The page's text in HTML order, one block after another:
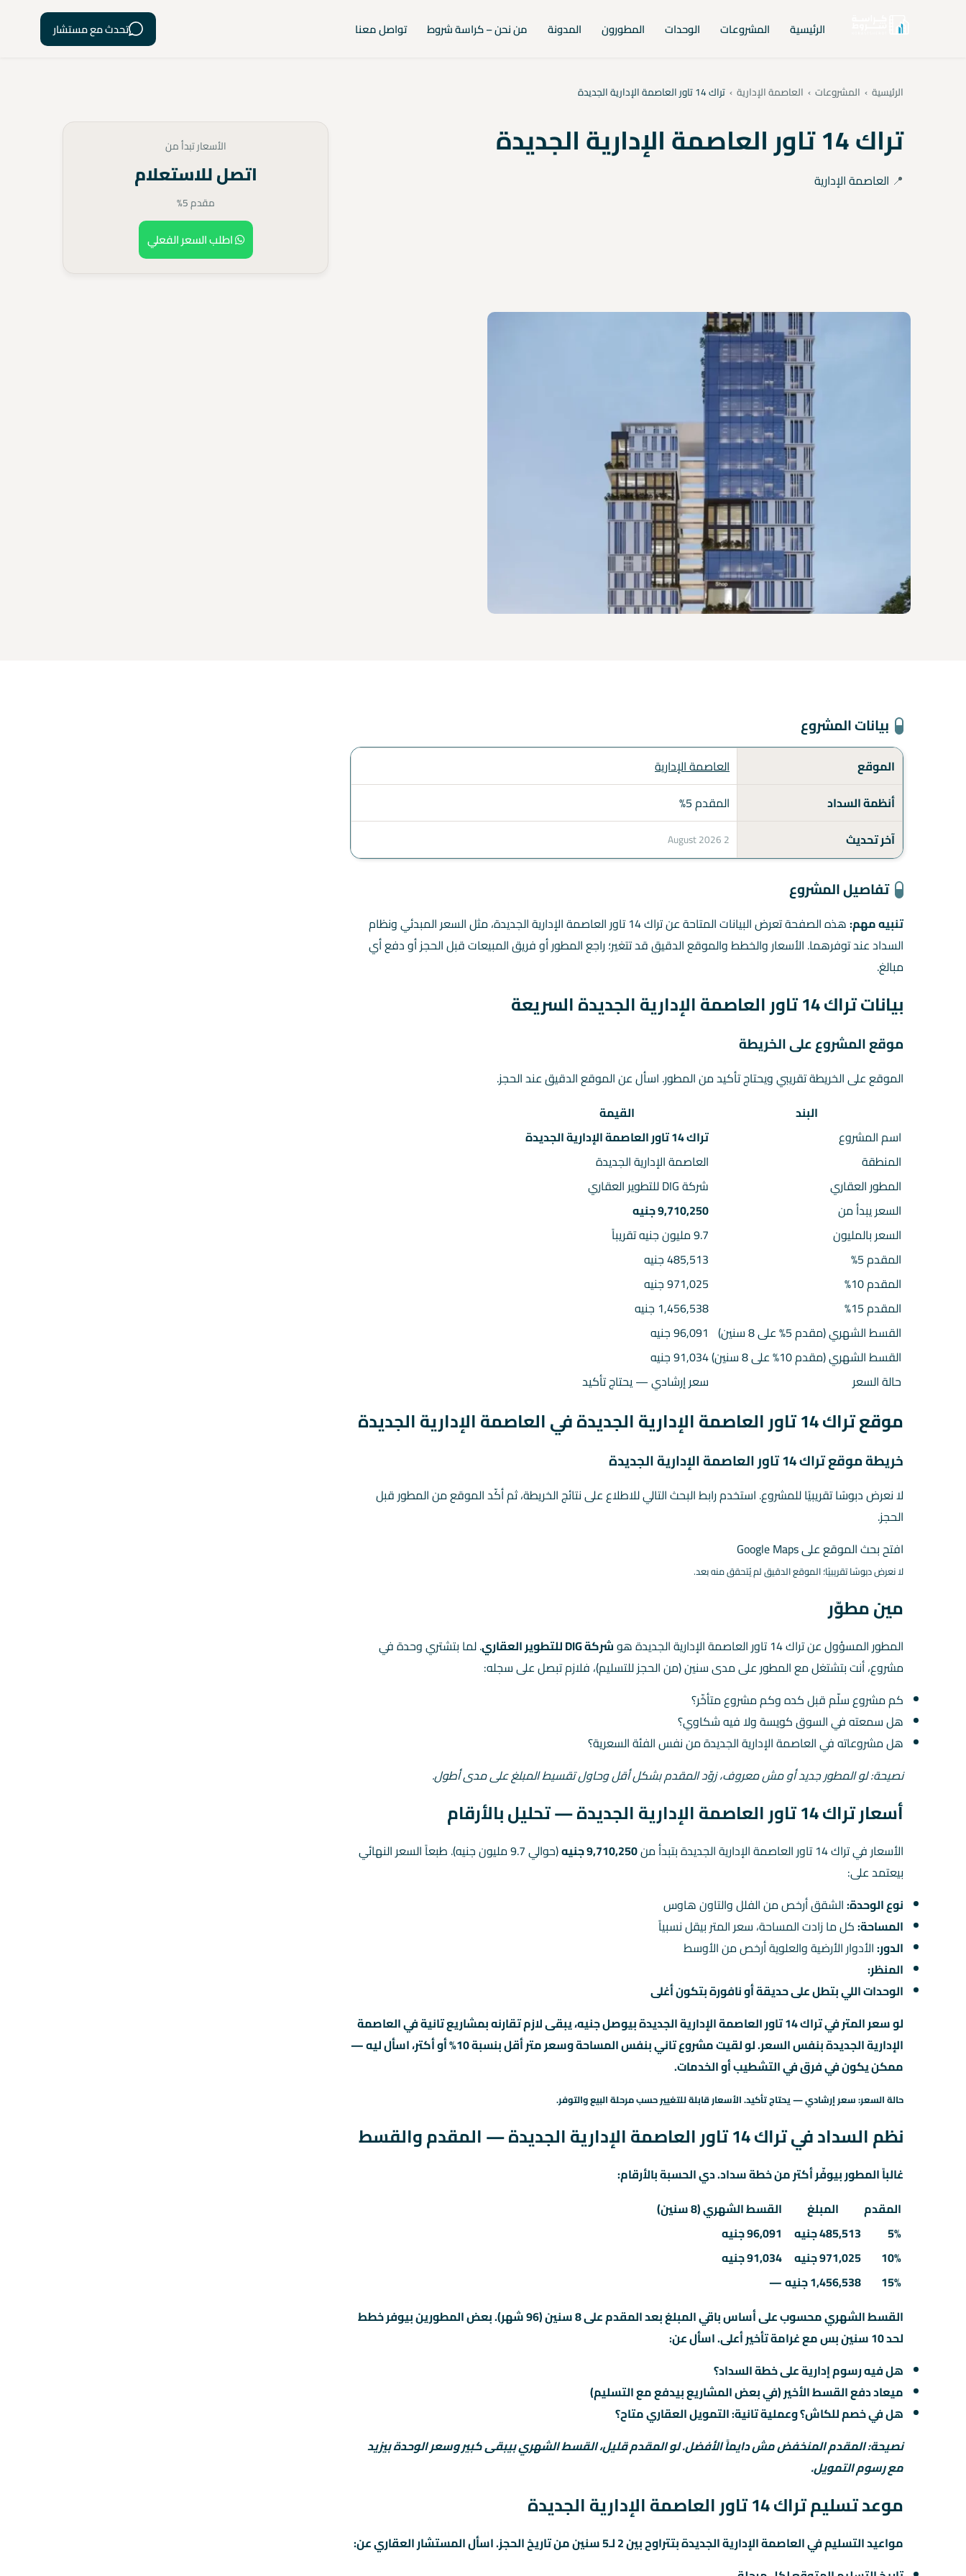
الرئيسية المشروعات الوحدات المطورون المدونة من نحن – كراسة شروط تواصل معنا تحدث مع مستشار
الرئيسية › المشروعات › العاصمة الإدارية › تراك 14 تاور العاصمة الإدارية الجديدة
تراك 14 تاور العاصمة الإدارية الجديدة
📍 العاصمة الإدارية
الأسعار تبدأ من
اتصل للاستعلام
مقدم 5%
اطلب السعر الفعلي
بيانات المشروع
الموقع
العاصمة الإدارية
أنظمة السداد
المقدم 5%
آخر تحديث
2 August 2026
تفاصيل المشروع
تنبيه مهم:
هذه الصفحة تعرض البيانات المتاحة عن تراك 14 تاور العاصمة الإدارية الجديدة، مثل السعر المبدئي ونظام
السداد عند توفرهما. الأسعار والخطط والموقع الدقيق قد تتغير؛ راجع المطور أو فريق المبيعات قبل الحجز أو دفع أي
مبالغ.
بيانات تراك 14 تاور العاصمة الإدارية الجديدة السريعة
موقع المشروع على الخريطة
الموقع على الخريطة تقريبي ويحتاج تأكيد من المطور. اسأل عن الموقع الدقيق عند الحجز.
البند
القيمة
اسم المشروع
تراك 14 تاور العاصمة الإدارية الجديدة
المنطقة
العاصمة الإدارية الجديدة
المطور العقاري
شركة DIG للتطوير العقاري
السعر يبدأ من
9,710,250 جنيه
السعر بالمليون
9.7 مليون جنيه تقريباً
المقدم 5%
485,513 جنيه
المقدم 10%
971,025 جنيه
المقدم 15%
1,456,538 جنيه
القسط الشهري (مقدم 5% على 8 سنين)
96,091 جنيه
القسط الشهري (مقدم 10% على 8 سنين)
91,034 جنيه
حالة السعر
سعر إرشادي — يحتاج تأكيد
موقع تراك 14 تاور العاصمة الإدارية الجديدة في العاصمة الإدارية الجديدة
خريطة موقع تراك 14 تاور العاصمة الإدارية الجديدة
لا نعرض دبوسًا تقريبيًا للمشروع. استخدم رابط البحث التالي للاطلاع على نتائج الخريطة، ثم أكّد الموقع من المطور قبل
الحجز.
افتح بحث الموقع على Google Maps
لا نعرض دبوسًا تقريبيًا؛ الموقع الدقيق لم يُتحقق منه بعد.
مين مطوّر
المطور المسؤول عن تراك 14 تاور العاصمة الإدارية الجديدة هو شركة DIG للتطوير العقاري
. لما بتشتري وحدة في
مشروع، أنت بتشتغل مع المطور على مدى سنين (من الحجز للتسليم)، فلازم تبصل على سجله:
كم مشروع سلّم قبل كده وكم مشروع متأخّر؟
هل سمعته في السوق كويسة ولا فيه شكاوي؟
هل مشروعاته في العاصمة الإدارية الجديدة من نفس الفئة السعرية؟
نصيحة: لو المطور جديد أو مش معروف، زوّد المقدم بشكل أقل وحاول تقسيط المبلغ على مدى أطول.
أسعار تراك 14 تاور العاصمة الإدارية الجديدة — تحليل بالأرقام
الأسعار في تراك 14 تاور العاصمة الإدارية الجديدة بتبدأ من 9,710,250 جنيه
(حوالي 9.7 مليون جنيه). طبعاً السعر النهائي
بيعتمد على:
نوع الوحدة:الشقق أرخص من الفلل والتاون هاوس
المساحة:كل ما زادت المساحة، سعر المتر بيقل نسبياً
الدور:الأدوار الأرضية والعلوية أرخص من الأوسط
المنظر:
الوحدات اللي بتطل على حديقة أو نافورة بتكون أغلى
لو سعر المتر في تراك 14 تاور العاصمة الإدارية الجديدة بيوصل جنيه، يبقى لازم تقارنه بمشاريع تانية في العاصمة
الإدارية الجديدة بنفس السعر. لو لقيت مشروع تاني بنفس المساحة وسعر متر أقل بنسبة 10% أو أكتر، اسأل ليه —
ممكن يكون في فرق في التشطيب أو الخدمات.
حالة السعر: سعر إرشادي — يحتاج تأكيد. الأسعار قابلة للتغيير حسب مرحلة البيع والتوفر.
نظم السداد في تراك 14 تاور العاصمة الإدارية الجديدة — المقدم والقسط
غالباً المطور بيوفّر أكتر من خطة سداد. دي الحسبة بالأرقام:
المقدم
المبلغ
القسط الشهري (8 سنين)
5%
485,513 جنيه
96,091 جنيه
10%
971,025 جنيه
91,034 جنيه
15%
1,456,538 جنيه
—
القسط الشهري محسوب على أساس باقي المبلغ بعد المقدم على 8 سنين (96 شهر). بعض المطورين بيوفر خطط
لحد 10 سنين بس مع غرامة تأخير أعلى. اسأل عن:
هل فيه رسوم إدارية على خطة السداد؟
ميعاد دفع القسط الأخير (في بعض المشاريع بيدفع مع التسليم)
هل في خصم للكاش؟ وعملية تانية: التمويل العقاري متاح؟
نصيحة: المقدم المنخفض مش دايماً الأفضل. لو المقدم قليل، القسط الشهري بيبقى كبير وسعر الوحدة بيزيد
مع رسوم التمويل.
موعد تسليم تراك 14 تاور العاصمة الإدارية الجديدة
مواعيد التسليم في العاصمة الإدارية الجديدة بتتراوح بين 2 لـ5 سنين من تاريخ الحجز. اسأل المستشار العقاري عن: